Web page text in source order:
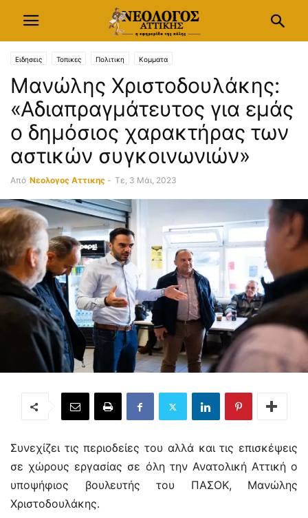
Ειδησεις Τοπικες Πολιτικη Κομματα
Μανώλης Χριστοδουλάκης:
«Αδιαπραγμάτευτος για εμάς
ο δημόσιος χαρακτήρας των
αστικών συγκοινωνιών»
Από Νεολογος Αττικης - Τε, 3 Μάι, 2023
Συνεχίζει τις περιοδείες του αλλά και τις επισκέψεις
σε χώρους εργασίας σε όλη την Ανατολική Αττική ο
υποψήφιος βουλευτής του ΠΑΣΟΚ, Μανώλης
Χριστοδουλάκης.